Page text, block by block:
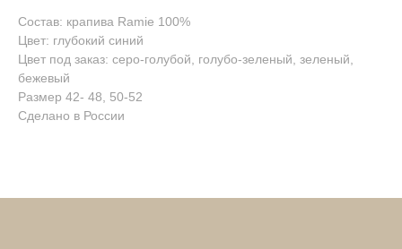
Состав: крапива Ramie 100%
Цвет: глубокий синий
Цвет под заказ: серо-голубой, голубо-зеленый, зеленый,
бежевый
Размер 42- 48, 50-52
Сделано в России